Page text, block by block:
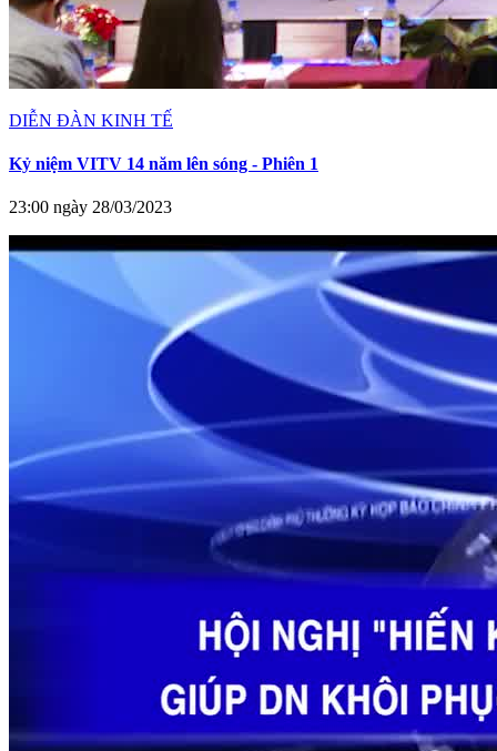
DIỄN ĐÀN KINH TẾ
Kỷ niệm VITV 14 năm lên sóng - Phiên 1
23:00 ngày 28/03/2023